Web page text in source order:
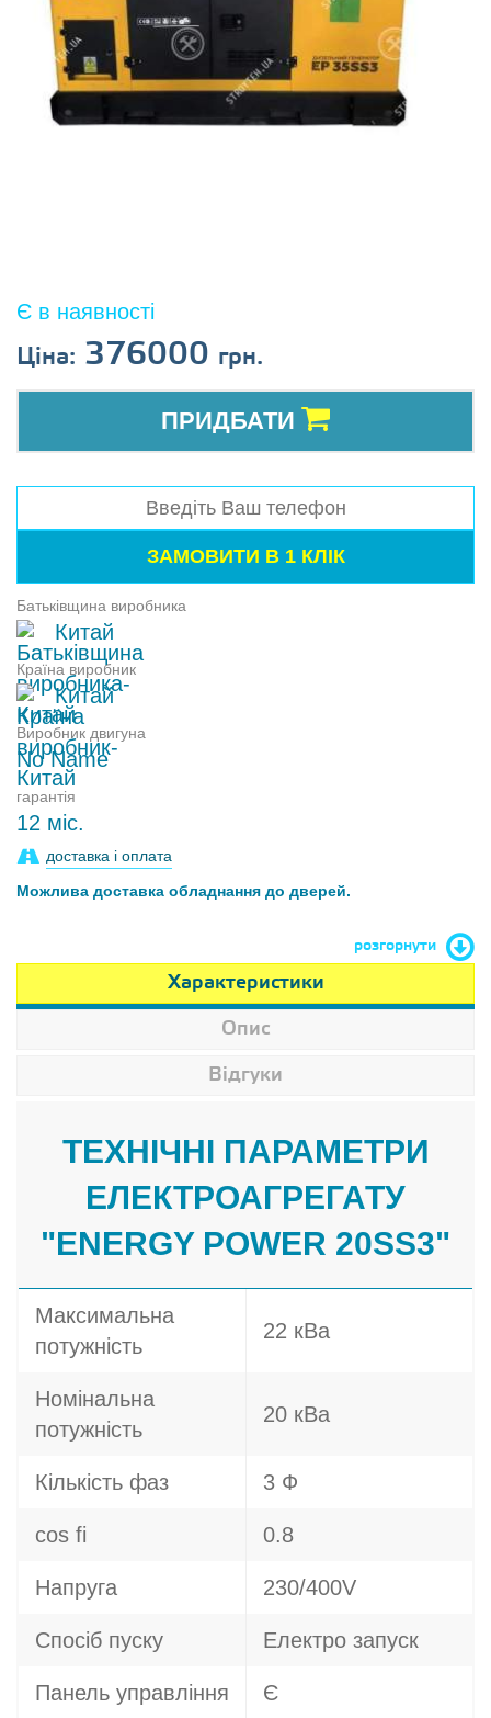
Є в наявності
Ціна: 376000 грн.
ПРИДБАТИ
Батьківщина виробника
Китай
Країна виробник
Китай
Виробник двигуна
No Name
гарантія
12 міс.
доставка і оплата
Можлива доставка обладнання до дверей.
розгорнути
Характеристики
Опис
Відгуки
ТЕХНІЧНІ ПАРАМЕТРИ
ЕЛЕКТРОАГРЕГАТУ
"ENERGY POWER 20SS3"
Максимальна
потужність
22 кВа
Номінальна
потужність
20 кВа
Кількість фаз 3 Ф
cos fi 0.8
Напруга 230/400V
Спосіб пуску Електро запуск
Панель управління Є